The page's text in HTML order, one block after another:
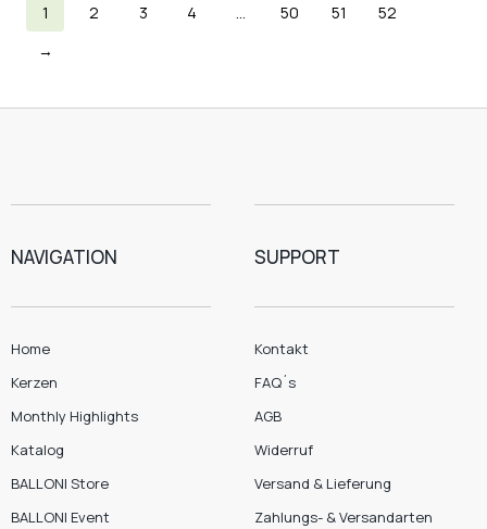
1 2 3 4 … 50 51
52
→
NAVIGATION
Home
Kerzen
Monthly Highlights
Katalog
BALLONI Store
BALLONI Event
SUPPORT
Kontakt
FAQ´s
AGB
Widerruf
Versand & Lieferung
Zahlungs- & Versandarten